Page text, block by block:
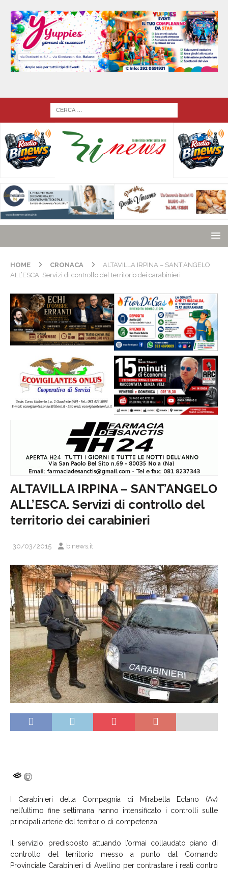
HOME CRONACA
ALTAVILLA IRPINA – SANT’ANGELO
ALL’ESCA. Servizi di controllo del territorio dei carabinieri
ALTAVILLA IRPINA – SANT’ANGELO
ALL’ESCA. Servizi di controllo del
territorio dei carabinieri
30/03/2015 binews.it
I Carabinieri della Compagnia di Mirabella Eclano (Av)
nell’ultimo fine settimana hanno intensificato i controlli sulle
principali arterie del territorio di competenza.
Il servizio, predisposto attuando l’ormai collaudato piano di
controllo del territorio messo a punto dal Comando
Provinciale Carabinieri di Avellino per contrastare i reati contro